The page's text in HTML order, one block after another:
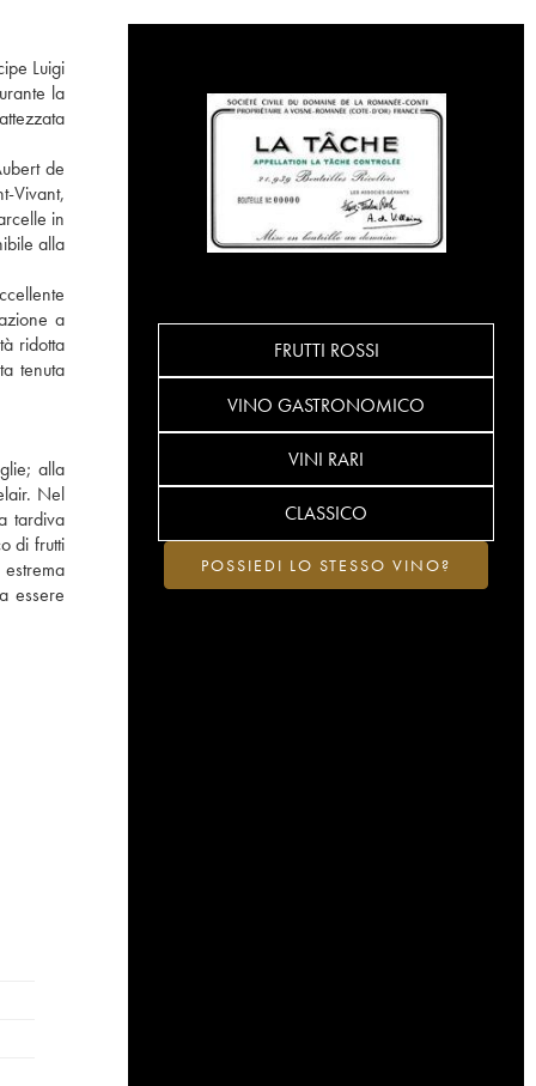
Luigi
la
de
Vivant,
in
alla
a
ridotta
tenuta
alla
Nel
tardiva
di frutti
essere
FRUTTI ROSSI
VINO GASTRONOMICO
VINI RARI
CLASSICO
POSSIEDI LO STESSO VINO?